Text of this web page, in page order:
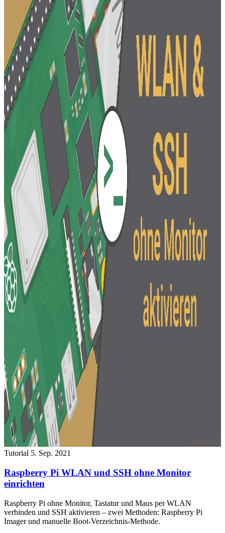
Tutorial 5. Sep. 2021
Raspberry Pi WLAN und SSH ohne Monitor
einrichten
Raspberry Pi ohne Monitor, Tastatur und Maus per WLAN
verbinden und SSH aktivieren – zwei Methoden: Raspberry Pi
Imager und manuelle Boot-Verzeichnis-Methode.